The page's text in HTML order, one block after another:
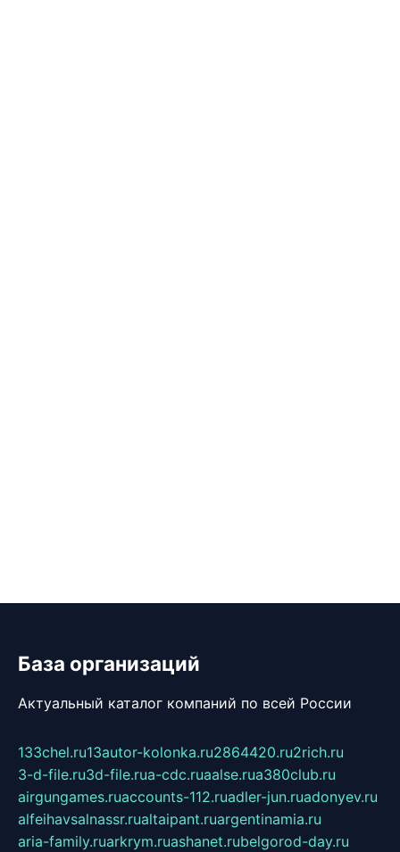
База организаций
Актуальный каталог компаний по всей России
133chel.ru13autor-kolonka.ru2864420.ru2rich.ru
3-d-file.ru3d-file.rua-cdc.ruaalse.rua380club.ru
airgungames.ruaccounts-112.ruadler-jun.ruadonyev.ru
alfeihavsalnassr.rualtaipant.ruargentinamia.ru
aria-family.ruarkrym.ruashanet.rubelgorod-day.ru